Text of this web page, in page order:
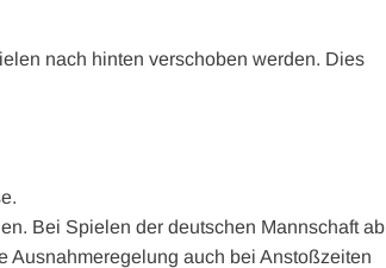
nach hinten verschoben werden. Dies
Bei Spielen der deutschen Mannschaft ab
Ausnahmeregelung auch bei Anstoßzeiten